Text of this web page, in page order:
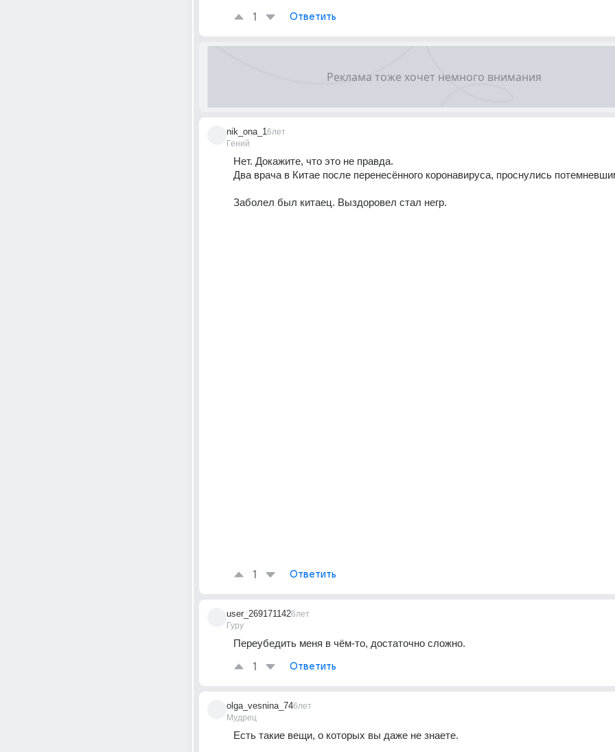
1 Ответить
nik_ona_1
Гений
6лет
Нет. Докажите, что это не правда.
Два врача в Китае после перенесённого коронавируса, проснулись
Заболел был китаец. Выздоровел стал негр.
1 Ответить
user_269171142
Гуру
6лет
Переубедить меня в чём-то, достаточно сложно.
1 Ответить
olga_vesnina_74
Мудрец
6лет
Есть такие вещи, о которых вы даже не знаете.